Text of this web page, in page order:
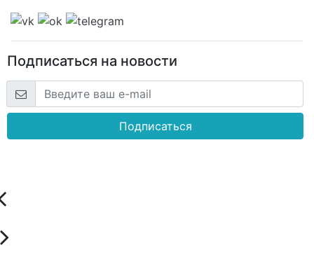
Подписаться на новости
Подписаться